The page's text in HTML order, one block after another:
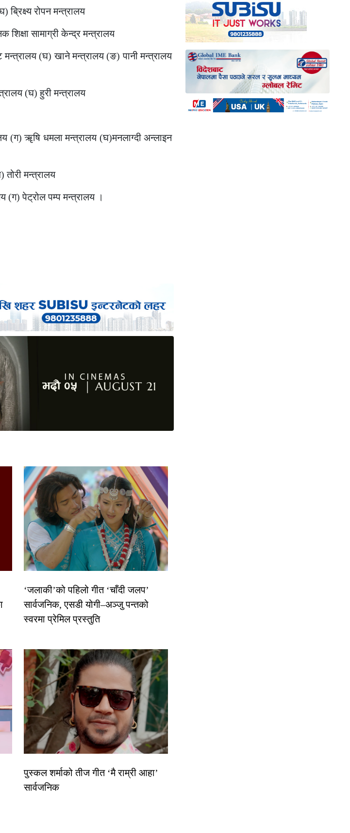
रोपन मन्त्रालय
सामाग्री केन्द्र मन्त्रालय
(घ) खाने मन्त्रालय (ङ) पानी मन्त्रालय
(घ) हुरी मन्त्रालय
ॠषि धमला मन्त्रालय (घ)मनलाग्दी अन्लाइन
मन्त्रालय
(ग) पेट्रोल पम्प मन्त्रालय ।
‘जलाकी’को पहिलो गीत ‘चाँदी जलप’
सार्वजनिक, एसडी योगी–अञ्जु पन्तको
स्वरमा प्रेमिल प्रस्तुति
पुस्कल शर्माको तीज गीत ‘मै राम्री आहा’
सार्वजनिक